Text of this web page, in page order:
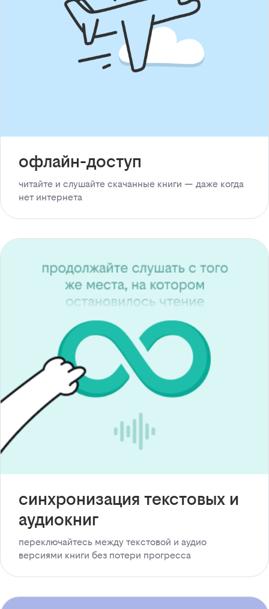
офлайн-доступ
читайте и слушайте скачанные книги — даже когда
нет интернета
синхронизация текстовых и
аудиокниг
переключайтесь между текстовой и аудио
версиями книги без потери прогресса